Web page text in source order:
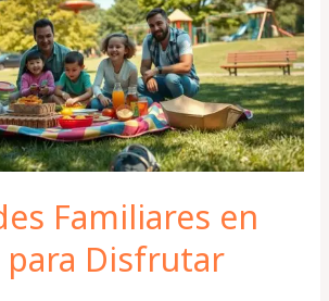
Familiares en
para Disfrutar